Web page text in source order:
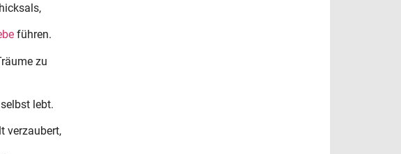
führen.
zu
lebt.
verzaubert,